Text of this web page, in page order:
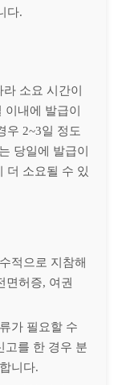
다.
소요 시간이
내에 발급이
우 2~3일 정도
당일에 발급이
더 소요될 수 있
적으로 지참해
면허증, 여권
가 필요할 수
고를 한 경우 분
니다.